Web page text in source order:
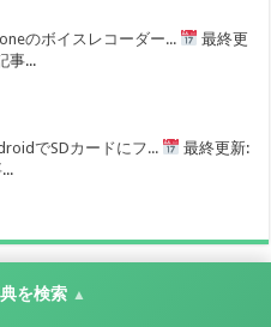
のボイスレコーダー...
最終更
事...
でSDカードにフ...
最終更新:
を検索 ▲